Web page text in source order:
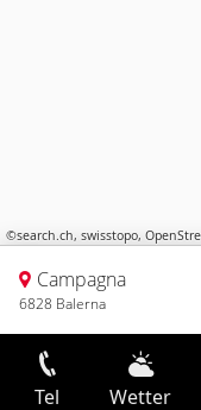
©search.ch, swisstopo,
Campagna
6828 Balerna
Tel Wetter